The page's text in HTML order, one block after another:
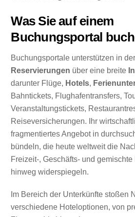
Was Sie auf einem
Buchungsportal
Buchungsportale unterstützen in
Reservierungen über eine breite
darunter Flüge, Hotels,
Bahntickets, Flughafentransfers,
Veranstaltungstickets,
Reiseversicherungen. Ihr
fragmentiertes Angebot in
bündeln, die heute weltweit die
Freizeit-, Geschäfts- und
hinweg widerspiegeln.
Im Bereich der Unterkünfte stoßen
verschiedene Hoteloptionen, von